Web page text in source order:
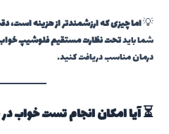
💡اما چیزی که ارزشمندتر از هزینه
شما بایدتحت نظارت مستقیم فلوشیپ
درمان مناسب دریافت کنید.
⏳ آیا امکان انجام تست خواب